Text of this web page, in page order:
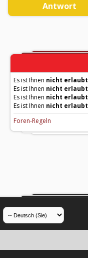
Antwort
Es ist Ihnen nicht erlaubt
Es ist Ihnen nicht erlaubt
Es ist Ihnen nicht erlaubt
Es ist Ihnen nicht erlaubt
Foren-Regeln